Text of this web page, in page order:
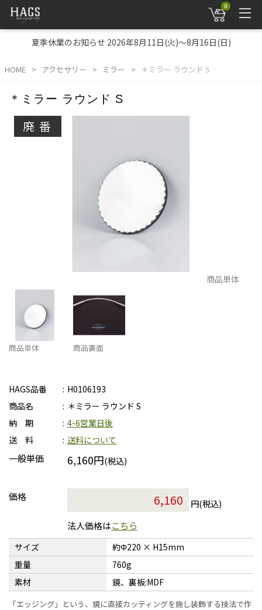
0
夏季休業のお知らせ 2026年8月11日(火)～8月16日(日)
HOME アクセサリー ミラー ＊ミラー ラウンド S
＊ミラー ラウンド S
廃番
商品単体
商品単体 商品裏面
HAGS品番
H0106193
商品名
＊ミラー ラウンド S
納 期
4-6営業日後
送 料
送料について
一般単価 6,160円(税込)
価格
円(税込)
法人価格はこちら
サイズ
約Φ220 × H15mm
重量
760g
素材
鏡、裏板:MDF
「エッジング」という、鏡に直接カッティングを施し装飾する技法で作